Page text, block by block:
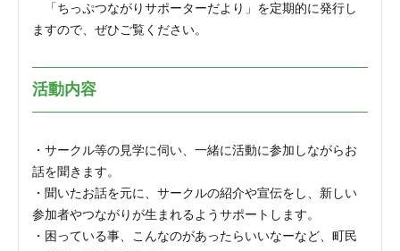
「ちっぷつながりサポーターだより」を定期的に発行し
ますので、ぜひご覧ください。
活動内容
・サークル等の見学に伺い、一緒に活動に参加しながらお
話を聞きます。
・聞いたお話を元に、サークルの紹介や宣伝をし、新しい
参加者やつながりが生まれるようサポートします。
・困っている事、こんなのがあったらいいなーなど、町民